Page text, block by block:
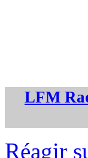
LFM
Réagir